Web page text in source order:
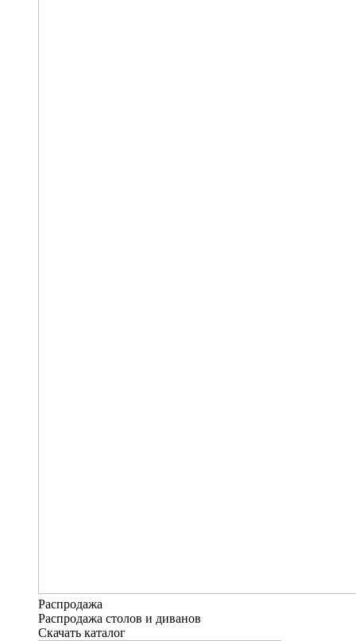
Распродажа
Распродажа столов и диванов
Скачать каталог